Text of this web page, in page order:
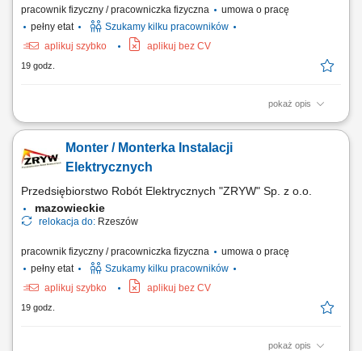
pracownik fizyczny / pracowniczka fizyczna
umowa o pracę
pełny etat
Szukamy kilku pracowników
aplikuj szybko
aplikuj bez CV
19 godz.
pokaż opis
Montaż instalacji elektrycznych zgodnie z dokumentacją techniczną.
zespołem podczas realizacji inwestycji.
Monter / Monterka Instalacji
Elektrycznych
Przedsiębiorstwo Robót Elektrycznych "ZRYW" Sp. z o.o.
mazowieckie
relokacja do: Rzeszów
pracownik fizyczny / pracowniczka fizyczna
umowa o pracę
pełny etat
Szukamy kilku pracowników
aplikuj szybko
aplikuj bez CV
19 godz.
pokaż opis